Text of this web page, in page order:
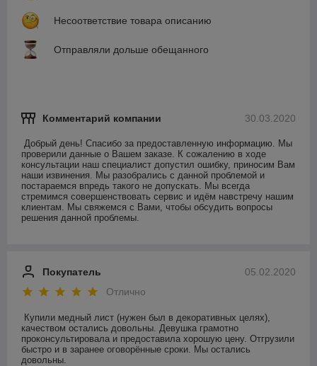
Несоответствие товара описанию
Отправляли дольше обещанного
30.03.2020
Комментарий компании
Добрый день! Спасибо за предоставленную информацию. Мы
проверили данные о Вашем заказе. К сожалению в ходе
консультации наш специалист допустил ошибку, приносим Вам
наши извинения. Мы разобрались с данной проблемой и
постараемся впредь такого не допускать. Мы всегда
стремимся совершенствовать сервис и идём навстречу нашим
клиентам. Мы свяжемся с Вами, чтобы обсудить вопросы
решения данной проблемы.
05.02.2020
Покупатель
Отлично
Купили медный лист (нужен был в декоративных целях),
качеством остались довольны. Девушка грамотно
проконсультировала и предоставила хорошую цену. Отгрузили
быстро и в заранее оговорённые сроки. Мы остались
довольны.